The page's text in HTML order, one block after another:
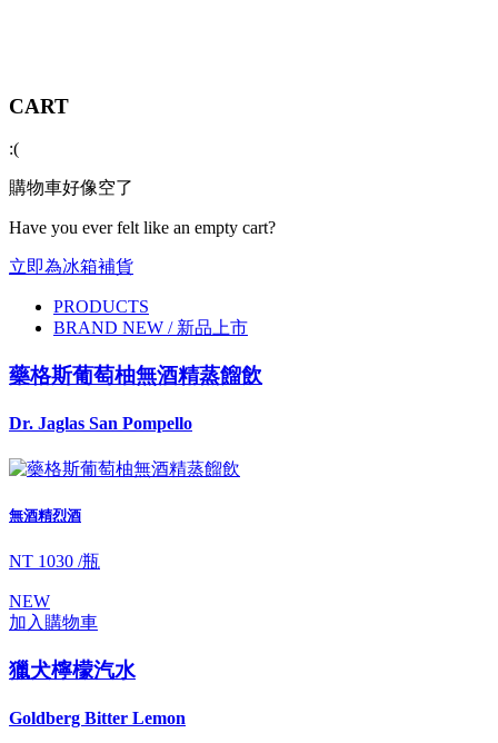
CART
:(
購物車好像空了
Have you ever felt like an empty cart?
立即為冰箱補貨
PRODUCTS
BRAND NEW / 新品上市
藥格斯葡萄柚無酒精蒸餾飲
Dr. Jaglas San Pompello
無酒精烈酒
NT 1030 /瓶
NEW
加入購物車
獵犬檸檬汽水
Goldberg Bitter Lemon